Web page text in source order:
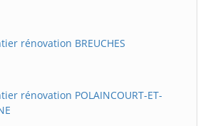
rénovation BREUCHES
rénovation POLAINCOURT-ET-